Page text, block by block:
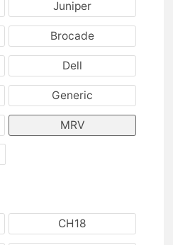
Juniper
Brocade
Dell
Generic
MRV
CH18